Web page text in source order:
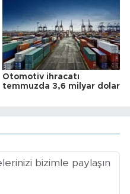
Otomotiv ihracatı
temmuzda 3,6 milyar dolar